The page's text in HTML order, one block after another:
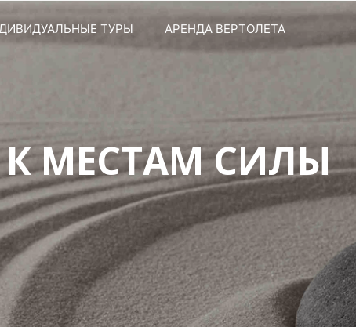
ТУРЫ АРЕНДА ВЕРТОЛЕТА
К МЕСТАМ СИЛЫ